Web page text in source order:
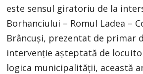
este sensul giratoriu de la
Borhanciului – Romul Ladea –
Brâncuși, prezentat de primar
intervenție așteptată de
logica municipalității, această